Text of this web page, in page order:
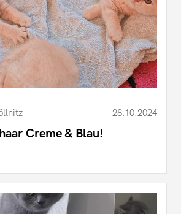
28.10.2024
Creme & Blau!